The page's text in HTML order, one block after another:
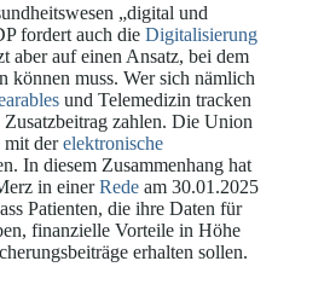
„digital und
fordert auch die Digitalisierung
aber auf einen Ansatz, bei dem
können muss. Wer sich nämlich
und Telemedizin tracken
zahlen. Die Union
mit derelektronische
In diesem Zusammenhang hat
in einerRede am 30.01.2025
Patienten, die ihre Daten für
finanzielle Vorteile in Höhe
erhalten sollen.